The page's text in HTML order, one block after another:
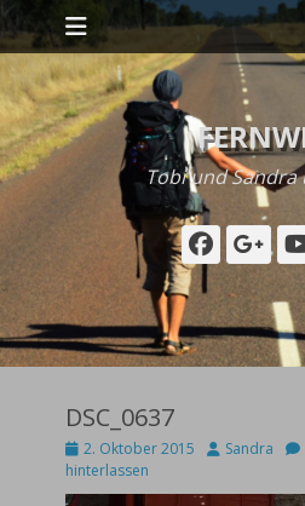
Zum
Inhalt
springen
Primäres Menü
Tobi und Sandra
DSC_0637
Posted
on
2. Oktober 2015 AutorSandra
hinterlassen